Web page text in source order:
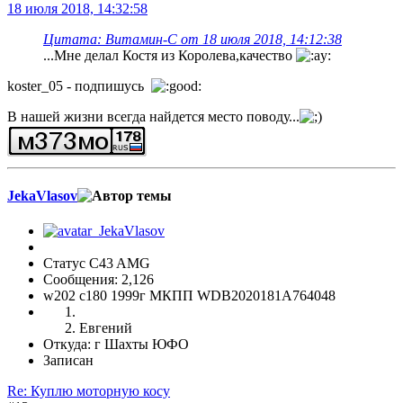
18 июля 2018, 14:32:58
Цитата: Витамин-С от 18 июля 2018, 14:12:38
...Мне делал Костя из Королева,качество
koster_05 - подпишусь
В нашей жизни всегда найдется место поводу...
JekaVlasov
Статус C43 AMG
Сообщения: 2,126
w202 c180 1999г МКПП WDB2020181A764048
Евгений
Откуда: г Шахты ЮФО
Записан
Re: Куплю моторную косу